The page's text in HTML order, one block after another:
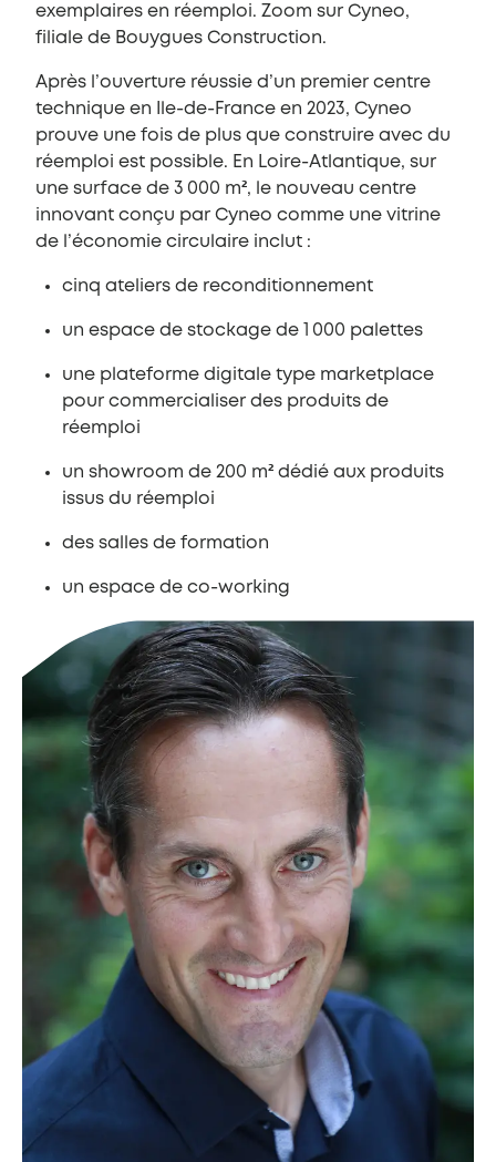
exemplaires en réemploi. Zoom sur Cyneo,
filiale de Bouygues Construction.
Après l’ouverture réussie d’un premier centre
technique en Ile-de-France en 2023, Cyneo
prouve une fois de plus que construire avec du
réemploi est possible. En Loire-Atlantique, sur
une surface de 3 000 m², le nouveau centre
innovant conçu par Cyneo comme une vitrine
de l’économie circulaire inclut :
cinq ateliers de reconditionnement
un espace de stockage de 1 000 palettes
une plateforme digitale type marketplace
pour commercialiser des produits de
réemploi
un showroom de 200 m² dédié aux produits
issus du réemploi
des salles de formation
un espace de co-working